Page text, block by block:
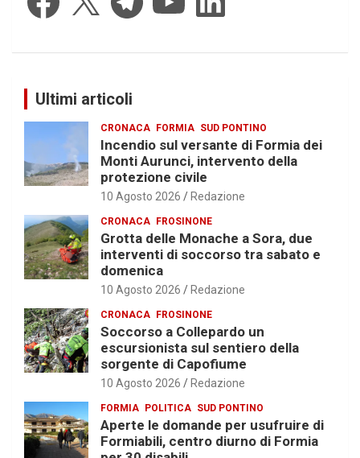
Ultimi articoli
CRONACA FORMIA SUD PONTINO
Incendio sul versante di Formia dei
Monti Aurunci, intervento della
protezione civile
10 Agosto 2026 Redazione
CRONACA FROSINONE
Grotta delle Monache a Sora, due
interventi di soccorso tra sabato e
domenica
10 Agosto 2026 Redazione
CRONACA FROSINONE
Soccorso a Collepardo un
escursionista sul sentiero della
sorgente di Capofiume
10 Agosto 2026 Redazione
FORMIA POLITICA SUD PONTINO
Aperte le domande per usufruire di
Formiabili, centro diurno di Formia